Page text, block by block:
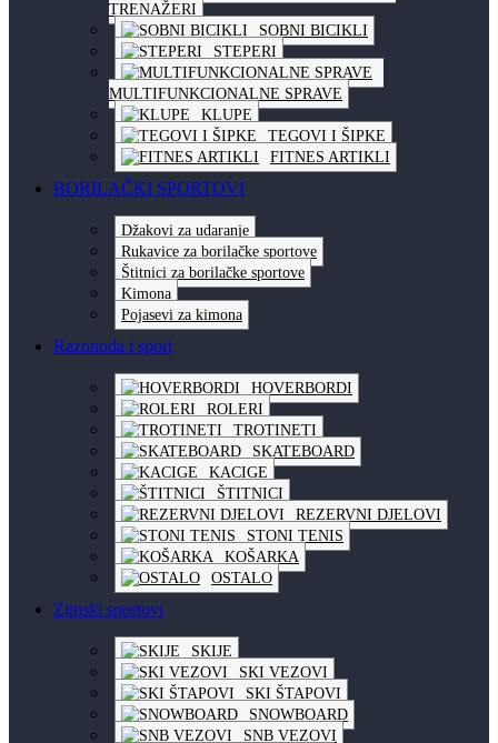
TRENAŽERI
SOBNI BICIKLI
STEPERI
MULTIFUNKCIONALNE SPRAVE
KLUPE
TEGOVI I ŠIPKE
FITNES ARTIKLI
BORILAČKI SPORTOVI
Džakovi za udaranje
Rukavice za borilačke sportove
Štitnici za borilačke sportove
Kimona
Pojasevi za kimona
Razonoda i sport
HOVERBORDI
ROLERI
TROTINETI
SKATEBOARD
KACIGE
ŠTITNICI
REZERVNI DJELOVI
STONI TENIS
KOŠARKA
OSTALO
Zimski sportovi
SKIJE
SKI VEZOVI
SKI ŠTAPOVI
SNOWBOARD
SNB VEZOVI